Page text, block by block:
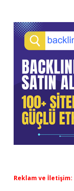
Reklam ve İletişim: